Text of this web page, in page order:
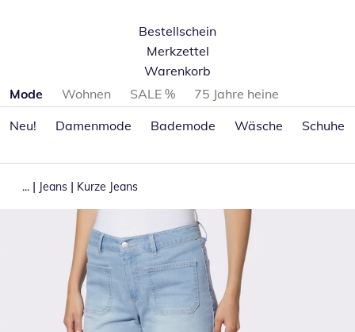
Bestellschein
Merkzettel
Warenkorb
Produktkategorien überspringen
Mode Wohnen SALE %
75 Jahre heine
Neu!
Damenmode Bademode Wäsche Schuhe
... | Jeans | Kurze Jeans